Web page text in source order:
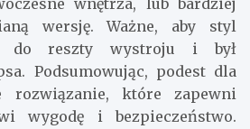
wnętrza, lub bardziej
wersję. Ważne, aby styl
do reszty wystroju i był
Podsumowując, podest dla
rozwiązanie, które zapewni
wygodę i bezpieczeństwo.